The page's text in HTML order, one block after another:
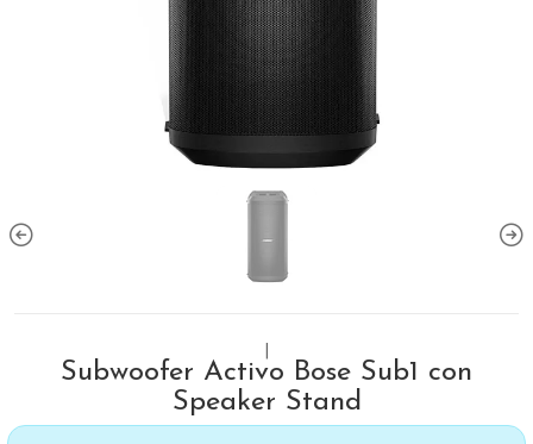
Subwoofer Activo Bose Sub1 con
Speaker Stand